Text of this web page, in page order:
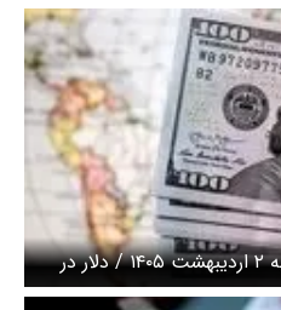
پیش بینی قیمت دلار چهارشنبه ۲ اردیبهشت ۱۴۰۵ / دلار در